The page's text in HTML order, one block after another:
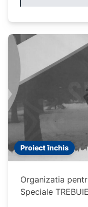
Proiect închis
Organizatia
Speciale